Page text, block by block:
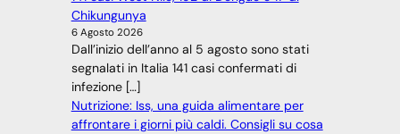
Chikungunya
6 Agosto 2026
Dall’inizio dell’anno al 5 agosto sono stati
segnalati in Italia 141 casi confermati di
infezione […]
Nutrizione: Iss, una guida alimentare per
affrontare i giorni più caldi. Consigli su cosa